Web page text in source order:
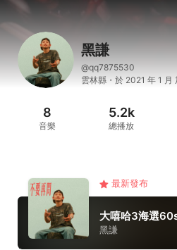
黑謙
@qq7875530
雲林縣・於 2021 年 1 月
8
音樂
5.2k
總播放
最新發布
大嘻哈3海選
黑謙